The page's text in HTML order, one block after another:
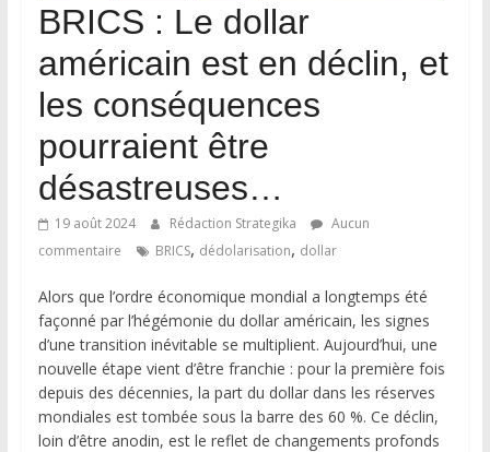
BRICS : Le dollar
américain est en déclin, et
les conséquences
pourraient être
désastreuses…
19 août 2024 Rédaction Strategika
Aucun
commentaire
BRICS, dédolarisation, dollar
Alors que l’ordre économique mondial a longtemps été
façonné par l’hégémonie du dollar américain, les signes
d’une transition inévitable se multiplient. Aujourd’hui, une
nouvelle étape vient d’être franchie : pour la première fois
depuis des décennies, la part du dollar dans les réserves
mondiales est tombée sous la barre des 60 %. Ce déclin,
loin d’être anodin, est le reflet de changements profonds